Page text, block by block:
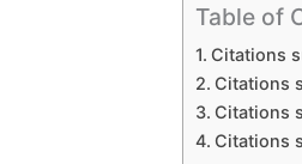
Table of
Citations
Citations
Citations
Citations